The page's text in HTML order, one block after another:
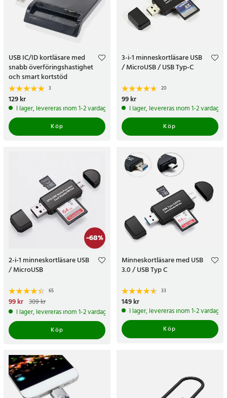
USB IC/ID kortläsare med
snabb överföringshastighet
och smart kortstöd
3
Pris:129 kr
129 kr
I lager, levereras inom 1-2 vardagar
Köp
3-i-1 minneskortläsare USB
/ MicroUSB / USB Typ-C
20
Pris:
99 kr
I lager, levereras inom 1-2 vardagar
Köp
-68%
2-i-1 minneskortläsare USB
/ MicroUSB
65
Nuvarande pris
pris:309 kr
99 kr 309 kr
I lager, levereras inom 1-2 vardagar
Köp
Minneskortläsare med USB
3.0 / USB Typ C
33
Pris:149 kr
149 kr
I lager, levereras inom 1-2 vardagar
Köp